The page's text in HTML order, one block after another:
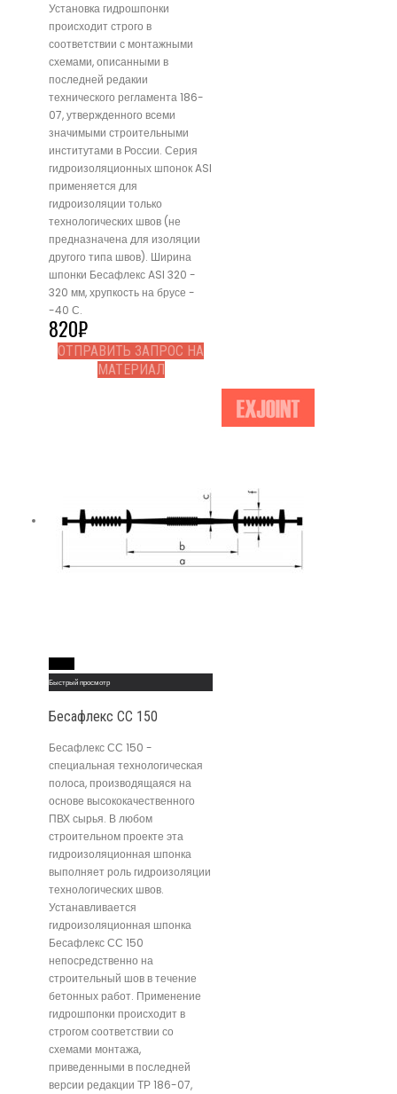
Установка гидрошпонки
происходит строго в
соответствии с монтажными
схемами, описанными в
последней редакии
технического регламента 186-
07, утвержденного всеми
значимыми строительными
институтами в России. Серия
гидроизоляционных шпонок ASI
применяется для
гидроизоляции только
технологических швов (не
предназначена для изоляции
другого типа швов). Ширина
шпонки Бесафлекс ASI 320 -
320 мм, хрупкость на брусе -
-40 С.
820₽
ОТПРАВИТЬ ЗАПРОС НА
МАТЕРИАЛ
Быстрый просмотр
Бесафлекс СС 150
Бесафлекс СС 150 -
специальная технологическая
полоса, производящаяся на
основе высококачественного
ПВХ сырья. В любом
строительном проекте эта
гидроизоляционная шпонка
выполняет роль гидроизоляции
технологических швов.
Устанавливается
гидроизоляционная шпонка
Бесафлекс СС 150
непосредственно на
строительный шов в течение
бетонных работ. Применение
гидрошпонки происходит в
строгом соответствии со
схемами монтажа,
приведенными в последней
версии редакции ТР 186-07,